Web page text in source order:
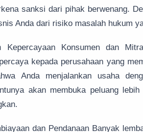
sanksi dari pihak berwenang.
Anda dari risiko masalah hukum
Kepercayaan Konsumen dan
kepada perusahaan yang
Anda menjalankan usaha
akan membuka peluang
dan Pendanaan Banyak